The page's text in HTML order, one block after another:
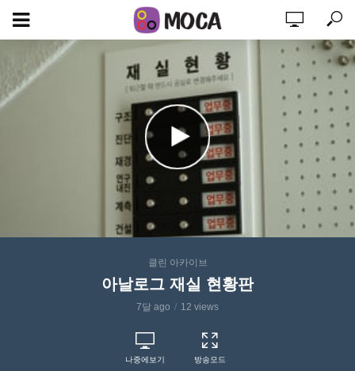
클린 아카이브
아날로그 재실 현황판
7달 ago 12 views
나중에보기 방송모드